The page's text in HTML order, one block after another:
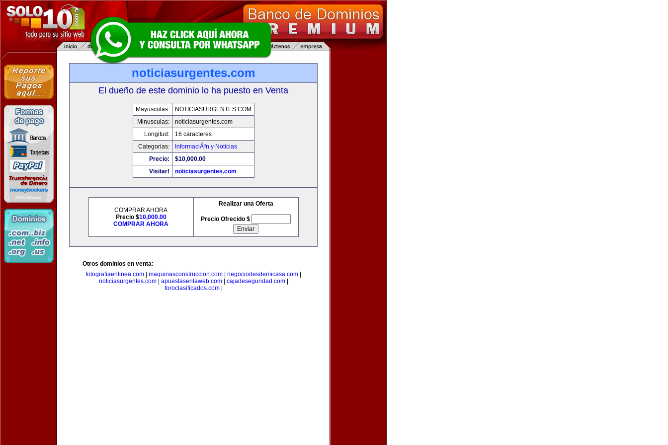
noticiasurgentes.com
El dueño de este dominio lo ha puesto en Venta
Mayusculas:
NOTICIASURGENTES.COM
Minusculas:
noticiasurgentes.com
Longitud:
16 caracteres
Categorias:
InformaciÃ³n y Noticias
Precio:
$10,000.00
Visitar!
noticiasurgentes.com
COMPRAR AHORA
Precio $10,000.00
COMPRAR AHORA
Realizar una Oferta
Precio Ofrecido $
Otros dominios en venta:
fotografiaenlinea.com
maquinasconstruccion.com negociodesdemicasa.com
noticiasurgentes.com| apuestasenlaweb.com| cajadeseguridad.com|
foroclasificados.com|